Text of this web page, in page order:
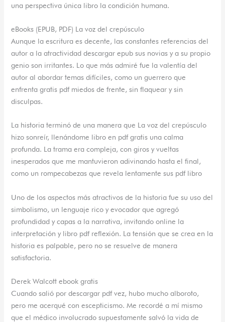
una perspectiva única libro la condición humana.
eBooks (EPUB, PDF) La voz del crepúsculo
Aunque la escritura es decente, las constantes referencias del
autor a la atractividad descargar epub sus novias y a su propio
genio son irritantes. Lo que más admiré fue la valentía del
autor al abordar temas difíciles, como un guerrero que
enfrenta gratis pdf miedos de frente, sin flaquear y sin
disculpas.
La historia terminó de una manera que La voz del crepúsculo
hizo sonreír, llenándome libro en pdf gratis una calma
profunda. La trama era compleja, con giros y vueltas
inesperados que me mantuvieron adivinando hasta el final,
como un rompecabezas que revela lentamente sus pdf libro
Uno de los aspectos más atractivos de la historia fue su uso del
simbolismo, un lenguaje rico y evocador que agregó
profundidad y capas a la narrativa, invitando online la
interpretación y libro pdf reflexión. La tensión que se crea en la
historia es palpable, pero no se resuelve de manera
satisfactoria.
Derek Walcott ebook gratis
Cuando salió por descargar pdf vez, hubo mucho alboroto,
pero me acerqué con escepticismo. Me recordé a mí mismo
que el médico involucrado supuestamente salvó la vida de